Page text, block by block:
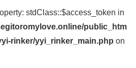
stdClass::$access_token in
public_htm
rinker/yyi_rinker_main.php on